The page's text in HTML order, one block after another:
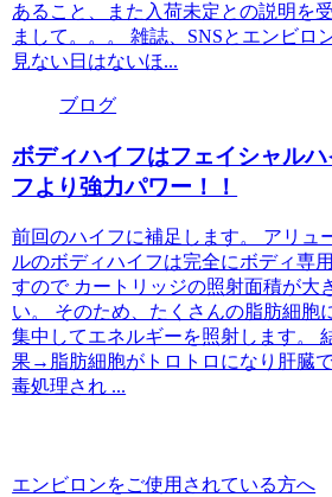
あること、また入荷未定との説明を
まして。。。 雑誌、SNSとエンビロ
見ない日はないほ...
ブログ
ボディハイフはフェイシャルハ
フより強力パワー！！
前回のハイフに補足します。 アリュ
ルのボディハイフは完全にボディ専
すので カートリッジの照射面積が大
い。 そのため、たくさんの脂肪細胞
集中してエネルギーを照射します。
果→脂肪細胞がトロトロになり肝臓
毒処理され ...
エンビロンをご使用されている方へ